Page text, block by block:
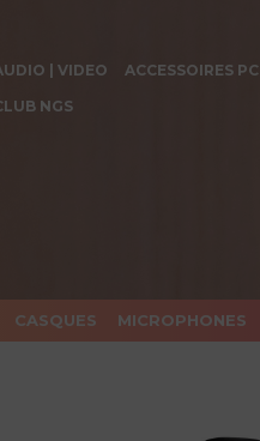
| VIDEO ACCESSOIRES PC
NGS
CASQUES MICROPHONES